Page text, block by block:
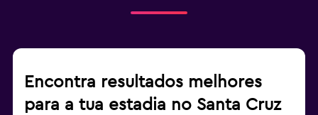
Encontra resultados melhores
para a tua estadia no Santa Cruz